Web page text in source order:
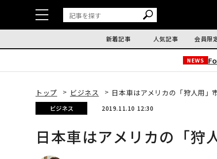
新着記事 人気記事 会員限
NEWS
トップ ビジネス 日本車はアメリカの「狩人用」
ビジネス 2019.11.10 12:30
日本車はアメリカの「狩